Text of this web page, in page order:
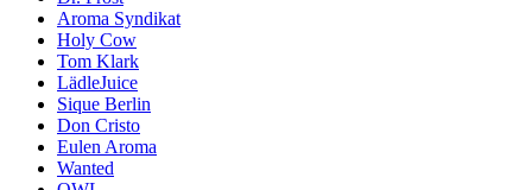
Aroma Syndikat
Holy Cow
Tom Klark
LädleJuice
Sique Berlin
Don Cristo
Eulen Aroma
Wanted